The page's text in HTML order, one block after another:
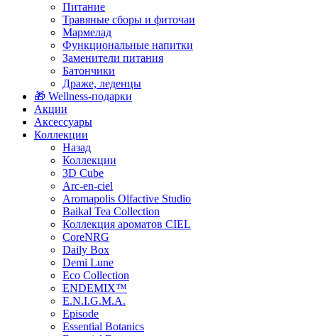
Питание
Травяные сборы и фиточаи
Мармелад
Функциональные напитки
Заменители питания
Батончики
Драже, леденцы
🎁 Wellness-подарки
Акции
Аксессуары
Коллекции
Назад
Коллекции
3D Cube
Arc-en-ciel
Aromapolis Olfactive Studio
Baikal Tea Collection
Коллекция ароматов CIEL
СoreNRG
Daily Box
Demi Lune
Eco Collection
ENDEMIX™
E.N.I.G.M.A.
Episode
Essential Botanics